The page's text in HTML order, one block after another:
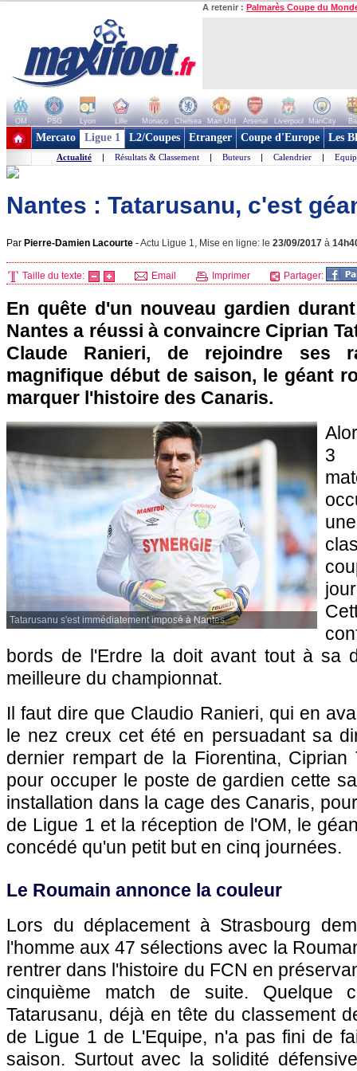
A retenir : Palmarès Coupe du
OM PSG Lyon Lille Monaco Chelsea Man Utd Arsenal Liverpool ManCity
+ de clubs
Mercato Ligue 1 L2/Coupes Etranger Coupe d'Europe Les
Actualité | Résultats & Classement | Buteurs | Calendrier |
Nantes : Tatarusanu, c'est
Par Pierre-Damien Lacourte -Actu Ligue 1, Mise en ligne: le 23/09/2017 à
Taille du texte: Email Imprimer Partager:
En quête d'un nouveau gardien
Nantes a réussi à convaincre Ciprian
Claude Ranieri, de rejoindre ses
magnifique début de saison, le géant
marquer l'histoire des Canaris.
Tatarusanu s'est immédiatement imposé à Nantes.
3
bords de l'Erdre la doit avant tout à sa
meilleure du championnat.
Il faut dire que Claudio Ranieri, qui en
le nez creux cet été en persuadant sa
dernier rempart de la Fiorentina, Ciprian
pour occuper le poste de gardien cette
installation dans la cage des Canaris,
de Ligue 1 et la réception de l'OM, le
concédé qu'un petit but en cinq journées.
Le Roumain annonce la couleur
Lors du déplacement à Strasbourg
l'homme aux 47 sélections avec la
rentrer dans l'histoire du FCN en
cinquième match de suite. Quelque
Tatarusanu, déjà en tête du classement
de Ligue 1 de L'Equipe, n'a pas fini de
saison. Surtout avec la solidité